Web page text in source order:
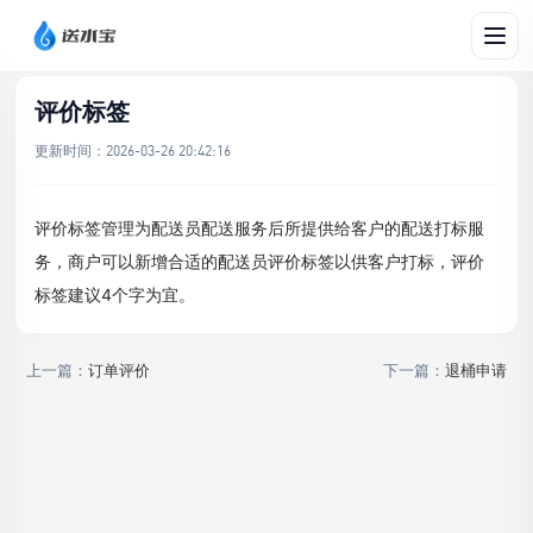
文档帮助 / 订单
评价标签
更新时间： 2026-03-26 20:42:16
评价标签管理为配送员配送服务后所提供给客户的配送打标服
务，商户可以新增合适的配送员评价标签以供客户打标，评价
标签建议4个字为宜。
上一篇： 订单评价 下一篇： 退桶申请